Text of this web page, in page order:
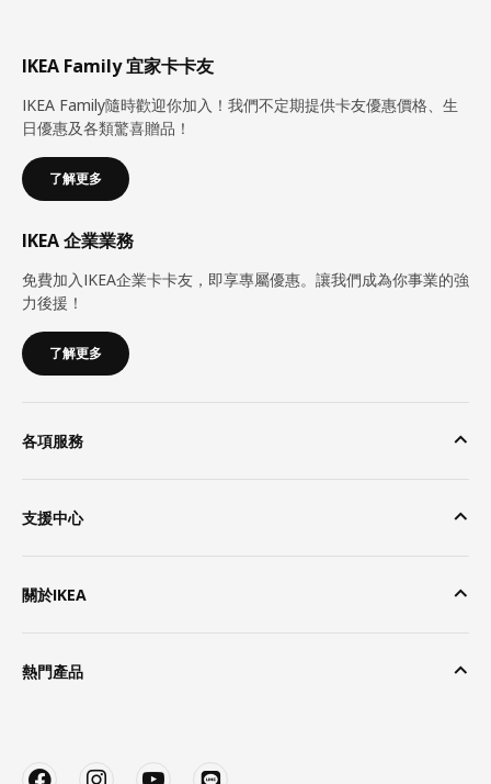
IKEA Family 宜家卡卡友
IKEA Family隨時歡迎你加入！我們不定期提供卡友優惠價格、生
日優惠及各類驚喜贈品！
了解更多
IKEA 企業業務
免費加入IKEA企業卡卡友，即享專屬優惠。讓我們成為你事業的強
力後援！
了解更多
各項服務
支援中心
關於IKEA
熱門產品